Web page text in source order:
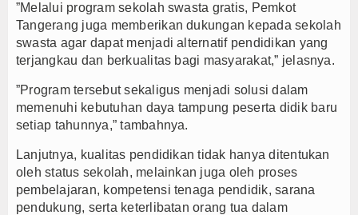
”Melalui program sekolah swasta gratis, Pemkot
Tangerang juga memberikan dukungan kepada sekolah
swasta agar dapat menjadi alternatif pendidikan yang
terjangkau dan berkualitas bagi masyarakat,” jelasnya.
”Program tersebut sekaligus menjadi solusi dalam
memenuhi kebutuhan daya tampung peserta didik baru
setiap tahunnya,” tambahnya.
Lanjutnya, kualitas pendidikan tidak hanya ditentukan
oleh status sekolah, melainkan juga oleh proses
pembelajaran, kompetensi tenaga pendidik, sarana
pendukung, serta keterlibatan orang tua dalam